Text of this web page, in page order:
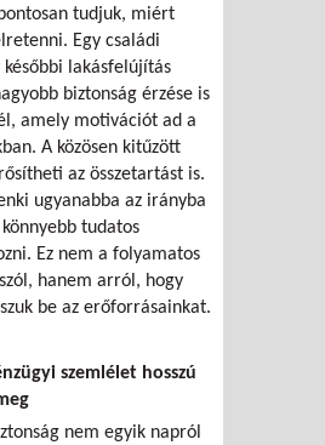
tudjuk, miért
Egy családi
későbbi lakásfelújítás
biztonság érzése is
amely motivációt ad a
A közösen kitűzött
az összetartást is.
ugyanabba az irányba
tudatos
Ez nem a folyamatos
hanem arról, hogy
be az erőforrásainkat.
szemlélet hosszú
nem egyik napról